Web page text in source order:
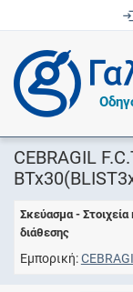
CEBRAGIL
Σκεύασμα -
διάθεσης
Εμπορική